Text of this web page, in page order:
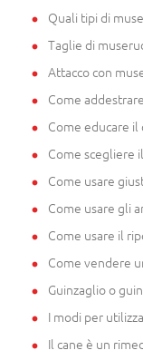
Quali tipi di
Taglie di
Attacco con
Come
Come educare
Come scegliere
Come usare
Come usare gli
Come usare il
Come vendere
Guinzaglio o
I modi per
Il cane è un